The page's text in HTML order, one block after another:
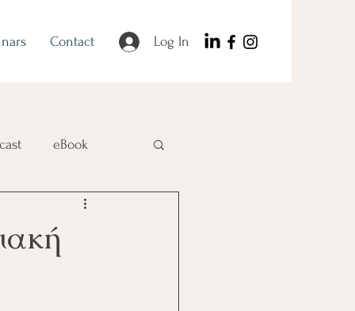
Contact Log In
eBook